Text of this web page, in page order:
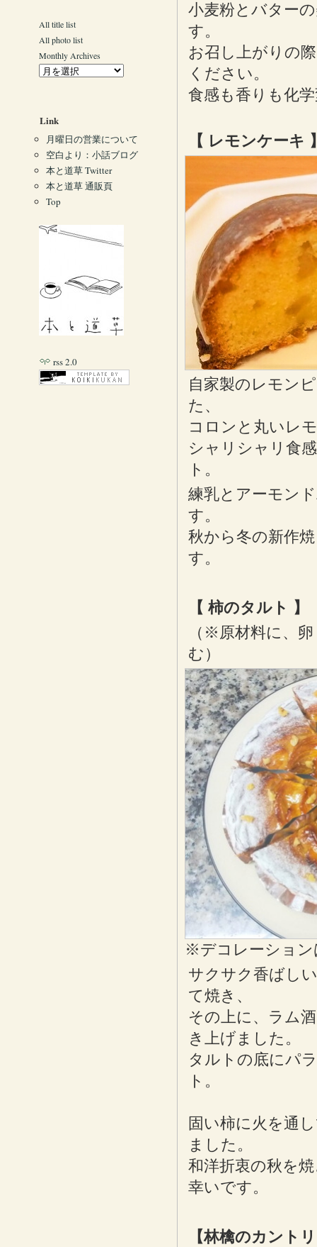
小麦粉とバター
す。
お召し上がりの
ください。
食感も香りも化
【 レモンケーキ
自家製のレモン
た、
コロンと丸いレ
シャリシャリ食
ト。
練乳とアーモン
す。
秋から冬の新作
す。
【 柿のタルト 】
（※原材料に、
む）
※デコレーション
サクサク香ばし
て焼き、
その上に、ラム
き上げました。
タルトの底にパ
ト。
固い柿に火を通
ました。
和洋折衷の秋を
幸いです。
【林檎のカント
All title list
All photo list
Monthly Archives
Link
月曜日の営業について
空白より：小話ブログ
本と道草 Twitter
本と道草 通販頁
Top
rss 2.0